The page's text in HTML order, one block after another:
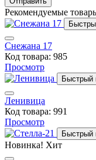
Рекомендуемые
Снежана 17
Код товара: 985
Просмотр
Быстрый
Ленивица
Код товара: 991
Просмотр
Быстрый
Новинка! Хит